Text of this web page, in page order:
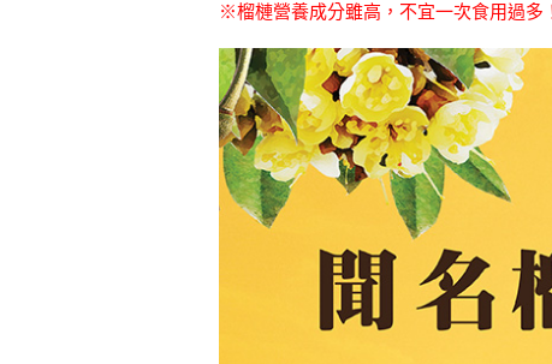
※榴槤營養成分雖高，不宜一次食用過多